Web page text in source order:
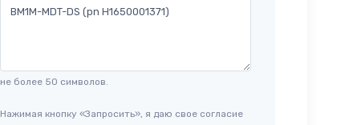
не более 50 символов.
Нажимая кнопку «Запросить», я даю свое согласие